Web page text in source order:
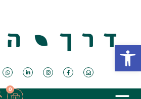
פתח סרגל נגישות
0